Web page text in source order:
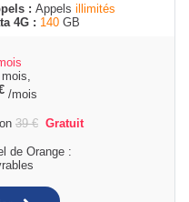
: Appels illimités
4G : 140 GB
/mois
39€ Gratuit
de Orange :